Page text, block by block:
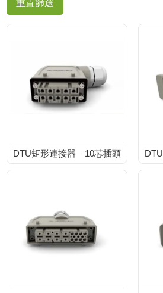
聯(lián)系我
重置篩選
DTU矩形連接器—10芯插頭